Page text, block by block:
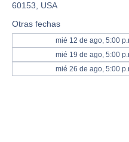
60153, USA
Otras fechas
mié 12 de ago, 5:00
mié 19 de ago, 5:00
mié 26 de ago, 5:00